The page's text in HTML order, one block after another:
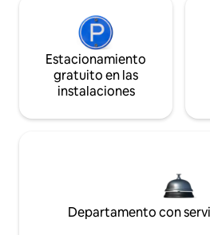
Estacionamiento
gratuito en las
instalaciones
Departamento con